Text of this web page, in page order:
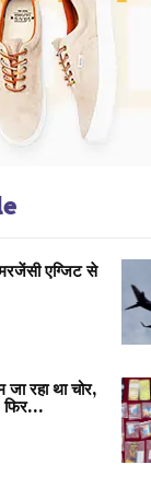
एग्जिट से
जा रहा था चोर,
फिर…